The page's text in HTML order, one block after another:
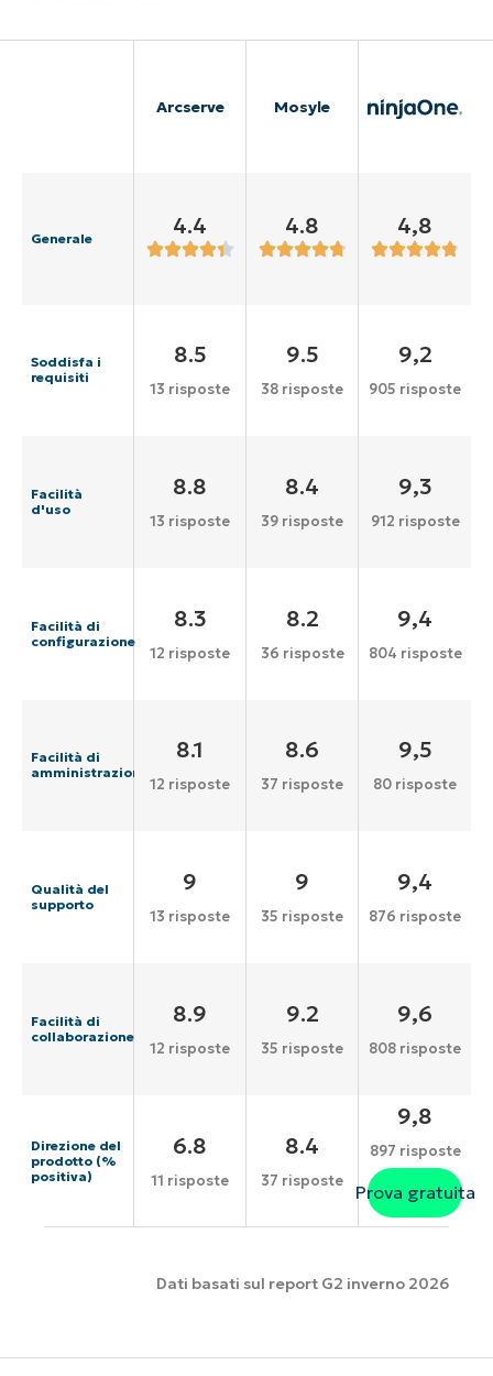
Arcserve Mosyle
Generale 4.4 4.8 4,8
Soddisfa i
requisiti
8.5
13 risposte
9.5
38 risposte
9,2
905 risposte
Facilità
d'uso
8.8
13 risposte
8.4
39 risposte
9,3
912 risposte
Facilità di
configurazione
8.3
12 risposte
8.2
36 risposte
9,4
804 risposte
Facilità di
amministrazione
8.1
12 risposte
8.6
37 risposte
9,5
80 risposte
Qualità del
supporto
9
13 risposte
9
35 risposte
9,4
876 risposte
Facilità di
collaborazione
8.9
12 risposte
9.2
35 risposte
9,6
808 risposte
Direzione del
prodotto (%
positiva)
6.8
11 risposte
8.4
37 risposte
9,8
897 risposte
Prova gratuita
Dati basati sul report G2 inverno 2026